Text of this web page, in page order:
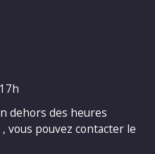
dehors des heures
vous pouvez contacter le